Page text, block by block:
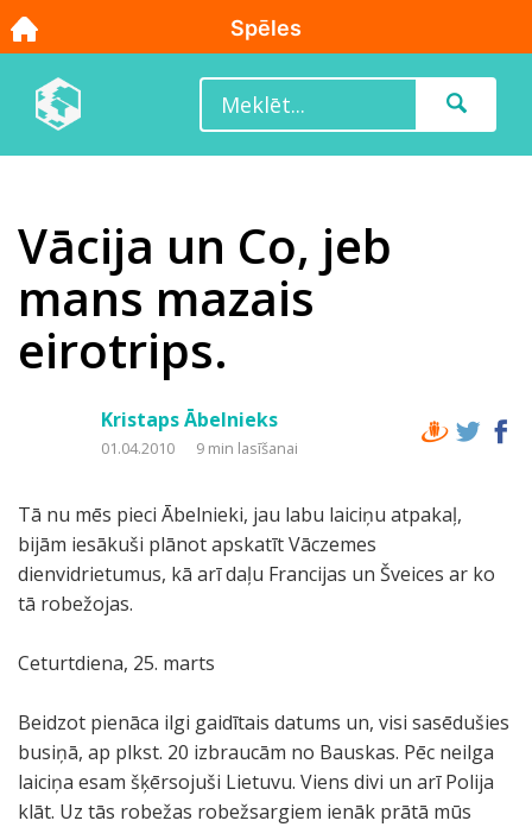
Vācija un Co, jeb
mans mazais
eirotrips.
Kristaps Ābelnieks
01.04.2010 9 min lasīšanai
Tā nu mēs pieci Ābelnieki, jau labu laiciņu atpakaļ,
bijām iesākuši plānot apskatīt Vāczemes
dienvidrietumus, kā arī daļu Francijas un Šveices ar ko
tā robežojas.
Ceturtdiena, 25. marts
Beidzot pienāca ilgi gaidītais datums un, visi sasēdušies
busiņā, ap plkst. 20 izbraucām no Bauskas. Pēc neilga
laiciņa esam šķērsojuši Lietuvu. Viens divi un arī Polija
klāt. Uz tās robežas robežsargiem ienāk prātā mūs